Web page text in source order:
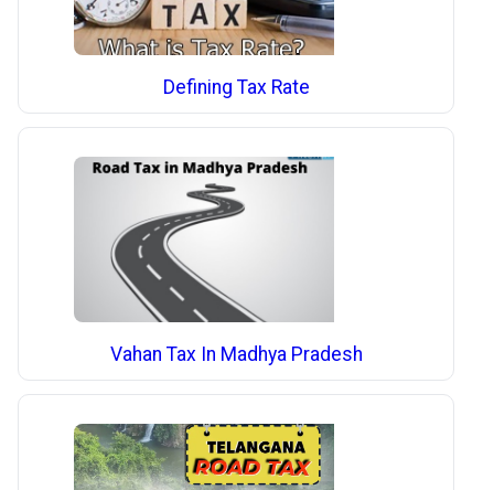
Defining Tax Rate
Vahan Tax In Madhya Pradesh